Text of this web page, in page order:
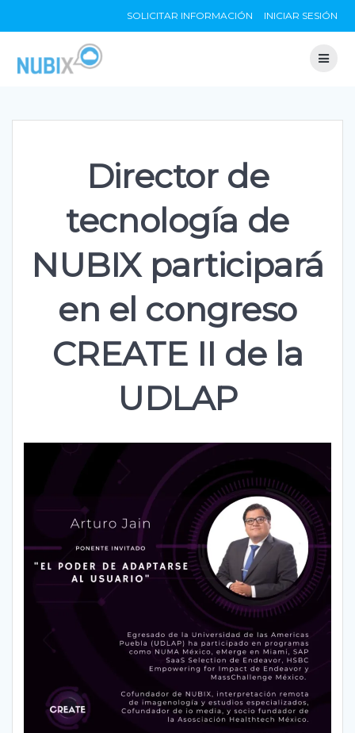
to
SOLICITAR INFORMACIÓN INICIAR SESIÓN
Director de
tecnología de
NUBIX participará
en el congreso
CREATE II de la
UDLAP